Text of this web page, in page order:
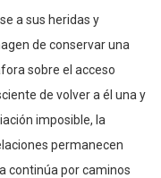
a sus heridas y
de conservar una
sobre el acceso
de volver a él una y
imposible, la
permanecen
continúa por caminos